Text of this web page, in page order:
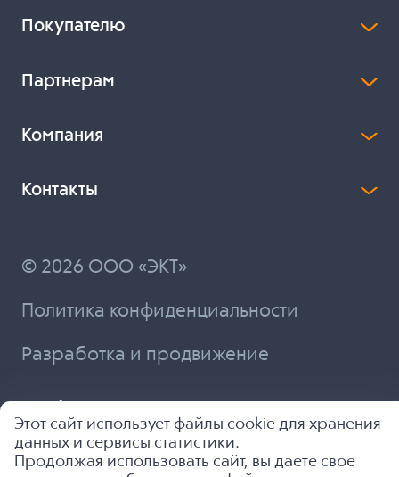
Покупателю
Партнерам
Компания
Контакты
© 2026 ООО «ЭКТ»
Политика конфиденциальности
Разработка и продвижение
Этот сайт использует файлы cookie для хранения
данных и сервисы статистики.
Продолжая использовать сайт, вы даете свое